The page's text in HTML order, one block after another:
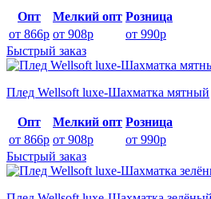
Опт Мелкий опт Розница
от 866р от 908р
от 990р
Быстрый заказ
Плед Wellsoft luxe-Шахматка мятный
Опт Мелкий опт Розница
от 866р от 908р
от 990р
Быстрый заказ